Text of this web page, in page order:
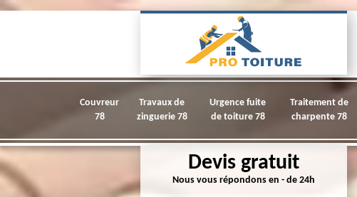
Couvreur
78
Travaux de
zinguerie 78
Urgence fuite
de toiture 78
Traitement de
charpente 78
Devis gratuit
Nous vous répondons en - de 24h